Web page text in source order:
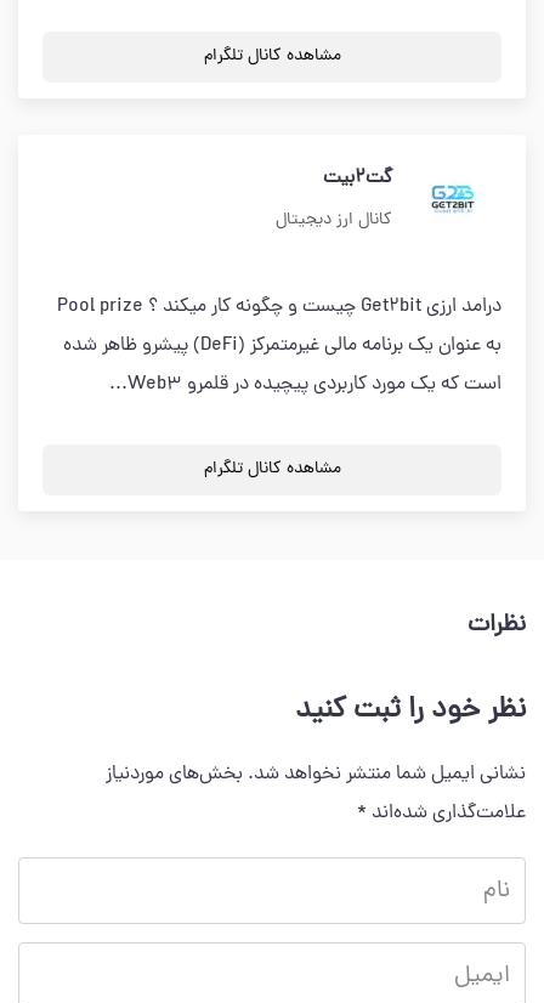
مشاهده کانال تلگرام
گت2بیت
کانال ارز دیجیتال
درامد ارزی Get2bit چیست و چگونه کار میکند ؟ Pool prize
به عنوان یک برنامه مالی غیرمتمرکز (DeFi) پیشرو ظاهر شده
است که یک مورد کاربردی پیچیده در قلمرو Web3...
مشاهده کانال تلگرام
نظرات
نظر خود را ثبت کنید
نشانی ایمیل شما منتشر نخواهد شد. بخش‌های موردنیاز
علامت‌گذاری شده‌اند *